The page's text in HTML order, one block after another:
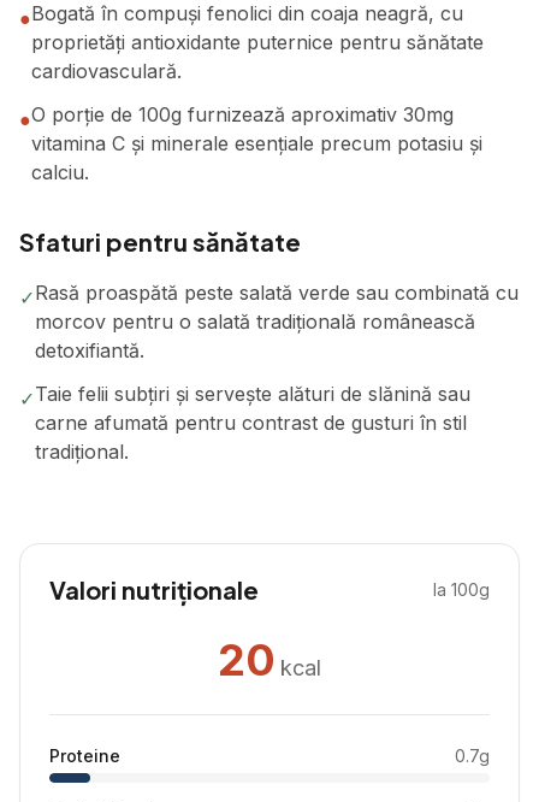
●Bogată în compuși fenolici din coaja neagră, cu
proprietăți antioxidante puternice pentru sănătate
cardiovasculară.
●O porție de 100g furnizează aproximativ 30mg
vitamina C și minerale esențiale precum potasiu și
calciu.
Sfaturi pentru sănătate
✓Rasă proaspătă peste salată verde sau combinată cu
morcov pentru o salată tradițională românească
detoxifiantă.
✓Taie felii subțiri și servește alături de slănină sau
carne afumată pentru contrast de gusturi în stil
tradițional.
Valori nutriționale la 100g
20 kcal
Proteine 0.7g